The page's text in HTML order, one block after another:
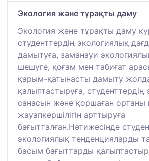
Экология және тұрақты даму
Экология және тұрақты даму
студенттердің экологиялық
дамытуға, заманауи
шешуге, қоғам мен табиғат
қарым-қатынасты дамыту
қалыптастыруға, студенттердің
санасын және қоршаған ортаны
жауапкершілігін арттыруға
бағытталған.Нәтижесінде
экологиялық тенденцияларды
басым бағыттарды